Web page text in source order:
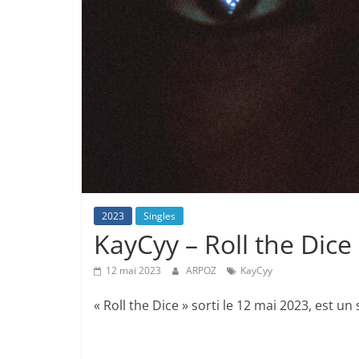
2023 Singles
KayCyy – Roll the Dice
12 mai 2023 ARPOZ KayCyy
« Roll the Dice » sorti le 12 mai 2023, est un